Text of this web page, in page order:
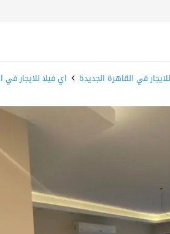
في القاهرة الجديدة اي فيلا للايجار